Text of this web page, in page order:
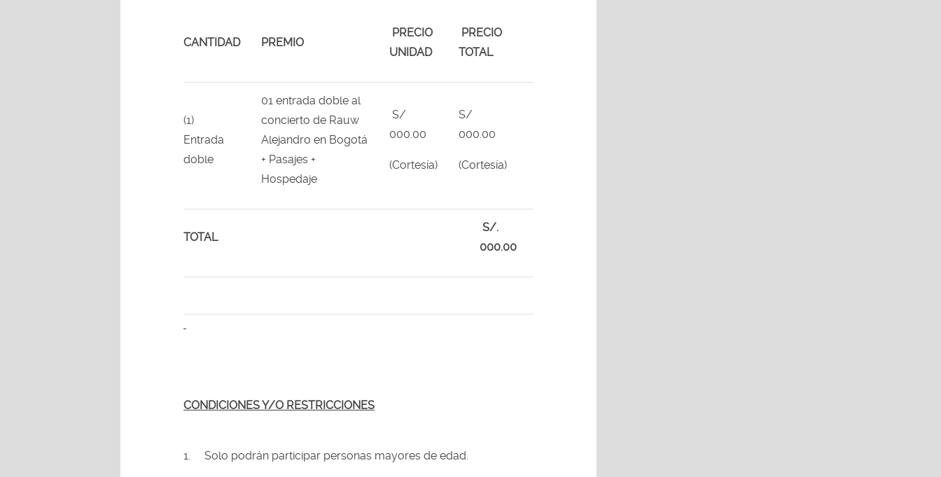
CANTIDAD PREMIO
PRECIO
UNIDAD
PRECIO
TOTAL
(1)
Entrada
doble
01 entrada doble al
concierto de Rauw
Alejandro en Bogotá
+ Pasajes +
Hospedaje
S/
000.00
(Cortesía)
S/
000.00
(Cortesía)
TOTAL
S/.
000.00
CONDICIONES Y/O RESTRICCIONES
1. Solo podrán participar personas mayores de edad.